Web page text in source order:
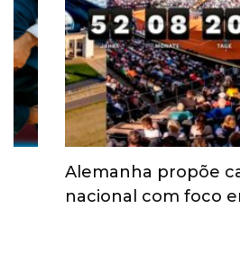
Alemanha propõe
nacional com foco em…